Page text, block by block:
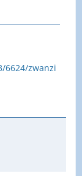
6624/zwanzi